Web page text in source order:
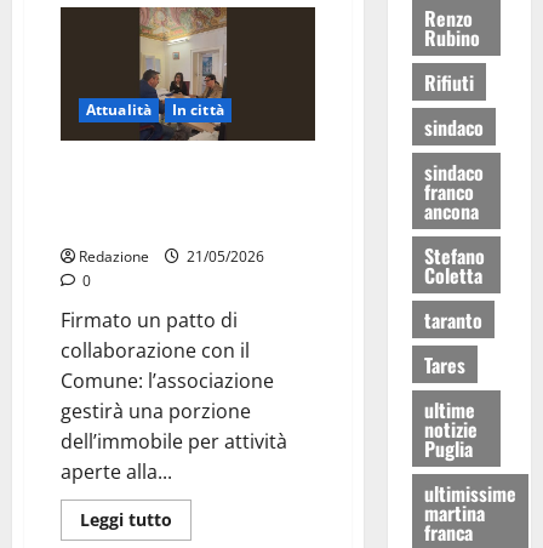
Attualità In città
Redazione
21/05/2026
0
Firmato un patto di
collaborazione con il
Comune: l’associazione
gestirà una porzione
dell’immobile per attività
aperte alla...
Leggi tutto
Renzo
Rubino
Rifiuti
sindaco
sindaco
franco
ancona
Stefano
Coletta
taranto
Tares
ultime
notizie
Puglia
ultimissime
martina
franca